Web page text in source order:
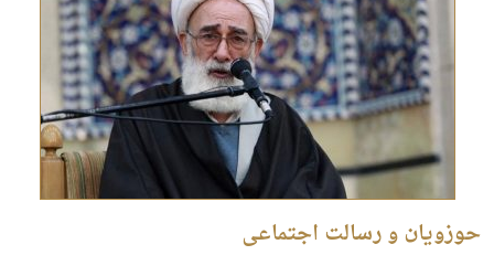
حوزویان و رسالت اجتماعی